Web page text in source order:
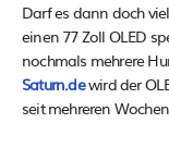
Darf es dann doch
einen 77 Zoll OLED
nochmals mehrere
Saturn.dewird der
seit mehreren